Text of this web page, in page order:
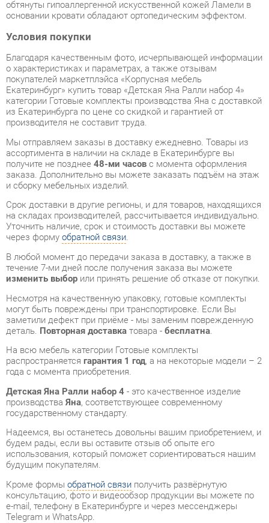
Благодаря качественным фото, исчерпывающей информации
о характеристиках и параметрах, а также отзывам
покупателей маркетплэйса «Корпусная мебель
Екатеринбург» купить товар «Детская Яна Ралли набор 4»
категории Готовые комплекты производства Яна с доставкой
из Екатеринбурга по цене со скидкой и гарантией от
производителя не составит труда.
Мы отправляем заказы в доставку ежедневно. Товары из
ассортимента в наличии на складе в Екатеринбурге вы
получите не позднее48-ми часовс момента оформления
заказа. Дополнительно вы можете заказать подъём на этаж
Срок доставки в другие регионы, и для товаров, находящихся
на складах производителей, рассчитывается индивидуально.
Уточнить наличие, срок и стоимость доставки вы можете
через формуобратной связи.
В любой момент до передачи заказа в доставку, а также в
течение 7-ми дней после получения заказа вы можете
изменить выборили принять решение об отказе от покупки.
Несмотря на качественную упаковку, готовые комплекты
могут быть повреждены при транспортировке. Если Вы
заметили дефект при приёме - мы заменим поврежденную
деталь.Повторная доставка товара -бесплатна.
На всю мебель категории Готовые комплекты
распространяетсягарантия 1 год, а на некоторые модели – 2
года с момента приобретения.
Детская Яна Ралли набор 4- это качественное изделие
государственному стандарту.
Надеемся, вы останетесь довольны вашим приобретением, и
использования, который поможет сориентироваться нашим
будущим покупателям.
консультацию, фото и видеообзор продукции вы можете по
e-mail, телефону в Екатеринбурге и через мессенджеры
Telegram и WhatsApp.
Готовые комплекты также можно сравнить между собой в
нашем шоу-руме и купить Детская Яна Ралли набор 4,
самостоятельно забрав его с нашего центрального склада в
г. Екатеринбург. Полный список адресов и магазинов
смотрите на странице
контактов